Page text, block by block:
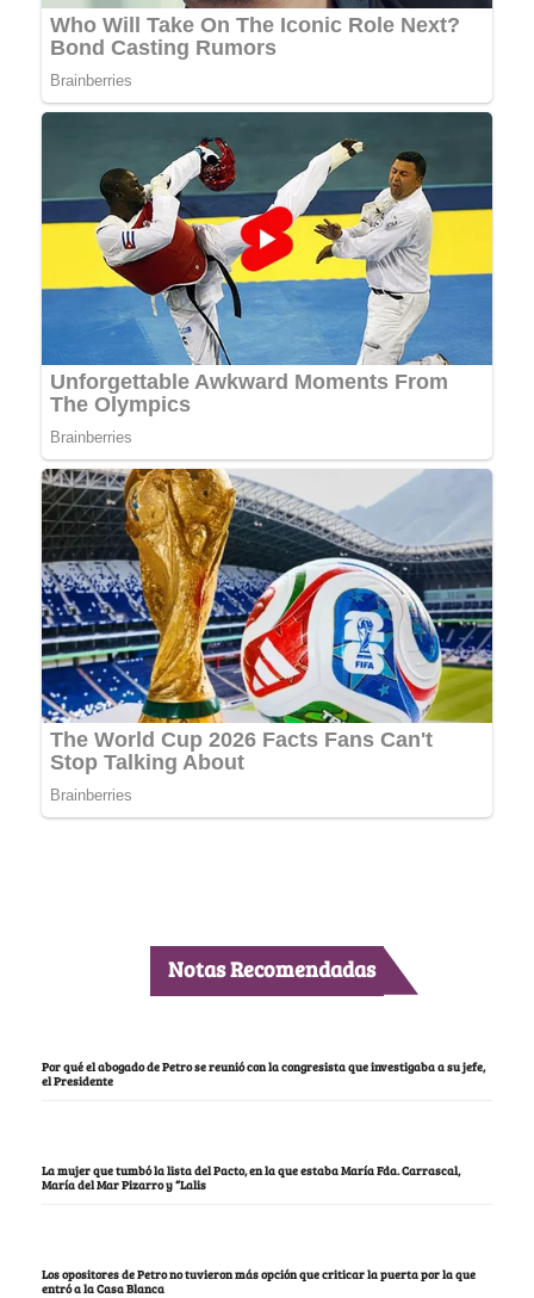
Notas Recomendadas
Por qué el abogado de Petro se reunió con la congresista que investigaba a su jefe,
el Presidente
La mujer que tumbó la lista del Pacto, en la que estaba María Fda. Carrascal,
María del Mar Pizarro y “Lalis
Los opositores de Petro no tuvieron más opción que criticar la puerta por la que
entró a la Casa Blanca